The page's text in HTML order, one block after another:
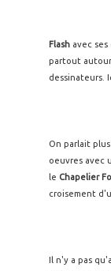
Flash avec
partout
dessinateurs.
On parlait
oeuvres avec
le Chapelier
croisement
Il n'y a pas